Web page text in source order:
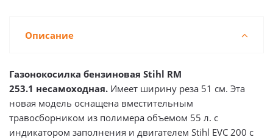
Описание
Газонокосилка бензиновая Stihl RM
253.1 несамоходная. Имеет ширину реза 51 см. Эта
новая модель оснащена вместительным
травосборником из полимера объемом 55 л. с
индикатором заполнения и двигателем Stihl EVC 200 с